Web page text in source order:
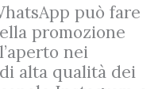
può fare
promozione
nei
alta qualità dei